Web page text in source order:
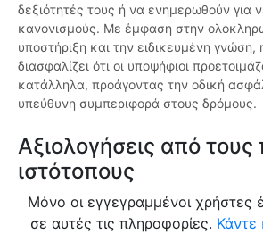
δεξιότητές τους ή να ενημερωθούν για
κανονισμούς. Με έμφαση στην
υποστήριξη και την ειδικευμένη γνώση,
διασφαλίζει ότι οι υποψήφιοι
κατάλληλα, προάγοντας την οδική
υπεύθυνη συμπεριφορά στους δρόμους.
Αξιολογήσεις από
ιστότοπους
Μόνο οι εγγεγραμμένοι χρήστες
σε αυτές τις πληροφορίες. Κάντε